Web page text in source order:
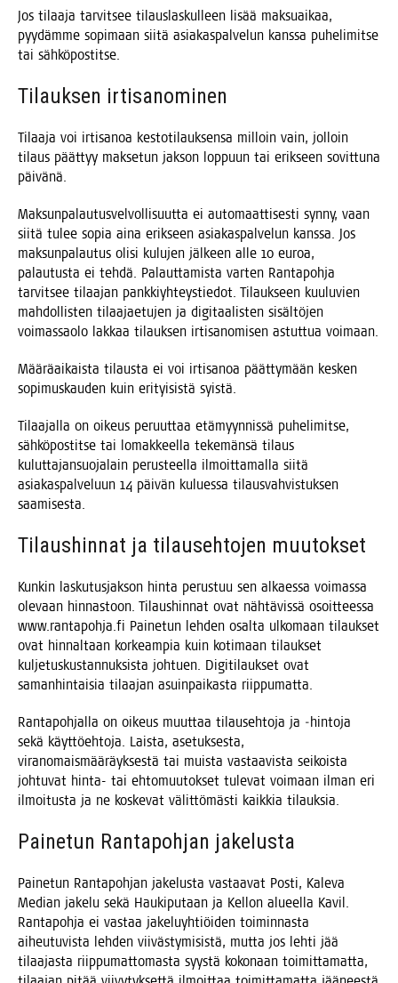
Jos tilaa­ja tar­vit­see tilaus­las­kul­leen lisää mak­suai­kaa,
pyy­däm­me sopi­maan sii­tä asia­kas­pal­ve­lun kans­sa puhe­li­mit­se
tai sähköpostitse.
Tilauk­sen irtisanominen
Tilaa­ja voi irti­sa­noa kes­to­ti­lauk­sen­sa mil­loin vain, jol­loin
tilaus päät­tyy mak­se­tun jak­son lop­puun tai erik­seen sovit­tu­na
päivänä.
Mak­sun­pa­lau­tus­vel­vol­li­suut­ta ei auto­maat­ti­ses­ti syn­ny, vaan
sii­tä tulee sopia aina erik­seen asia­kas­pal­ve­lun kans­sa. Jos
mak­sun­pa­lau­tus oli­si kulu­jen jäl­keen alle 10 euroa,
palau­tus­ta ei teh­dä. Palaut­ta­mis­ta var­ten Ran­ta­poh­ja
tar­vit­see tilaa­jan pank­kiyh­teys­tie­dot. Tilauk­seen kuu­lu­vien
mah­dol­lis­ten tilaa­jae­tu­jen ja digi­taa­lis­ten sisäl­tö­jen
voi­mas­sao­lo lak­kaa tilauk­sen irti­sa­no­mi­sen astut­tua voimaan.
Mää­rä­ai­kais­ta tilaus­ta ei voi irti­sa­noa päät­ty­mään kes­ken
sopi­mus­kau­den kuin eri­tyi­sis­tä syistä.
Tilaa­jal­la on oikeus peruut­taa etä­myyn­nis­sä puhe­li­mit­se,
säh­kö­pos­tit­se tai lomak­keel­la teke­män­sä tilaus
kulut­ta­jan­suo­ja­lain perus­teel­la ilmoit­ta­mal­la sii­tä
asia­kas­pal­ve­luun 14 päi­vän kulues­sa tilaus­vah­vis­tuk­sen
saamisesta.
Tilaus­hin­nat ja tilauseh­to­jen muutokset
Kun­kin las­ku­tus­jak­son hin­ta perus­tuu sen alkaes­sa voi­mas­sa
ole­vaan hin­nas­toon. Tilaus­hin­nat ovat näh­tä­vis­sä osoit­tees­sa
www.rantapohja.fi Pai­ne­tun leh­den osal­ta ulko­maan tilauk­set
ovat hin­nal­taan kor­keam­pia kuin koti­maan tilauk­set
kul­je­tus­kus­tan­nuk­sis­ta joh­tuen. Digi­ti­lauk­set ovat
saman­hin­tai­sia tilaa­jan asuin­pai­kas­ta riippumatta.
Ran­ta­poh­jal­la on oikeus muut­taa tilauseh­to­ja ja ‑hin­to­ja
sekä käyt­tö­eh­to­ja. Lais­ta, ase­tuk­ses­ta,
viran­omais­mää­räyk­ses­tä tai muis­ta vas­taa­vis­ta sei­kois­ta
joh­tu­vat hin­ta- tai ehto­muu­tok­set tule­vat voi­maan ilman eri
ilmoi­tus­ta ja ne kos­ke­vat välit­tö­mäs­ti kaik­kia tilauksia.
Pai­ne­tun Ran­ta­poh­jan jakelusta
Pai­ne­tun Ran­ta­poh­jan jake­lus­ta vas­taa­vat Pos­ti, Kale­va
Median jake­lu sekä Hau­ki­pu­taan ja Kel­lon alu­eel­la Kavil.
Ran­ta­poh­ja ei vas­taa jake­lu­yh­tiöi­den toi­min­nas­ta
aiheu­tu­vis­ta leh­den vii­väs­ty­mi­sis­tä, mut­ta jos leh­ti jää
tilaa­jas­ta riip­pu­mat­to­mas­ta syys­tä koko­naan toi­mit­ta­mat­ta,